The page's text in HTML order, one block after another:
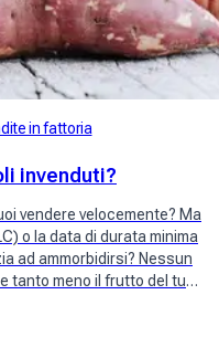
in fattoria
invenduti?
vendere velocemente? Ma
o la data di durata minima
ad ammorbidirsi? Nessun
tanto meno il frutto del tuo